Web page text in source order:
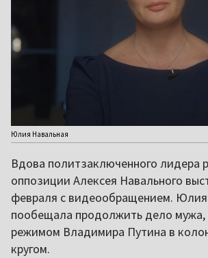
Юлия Навальная
Вдова политзаключенного лидера
оппозиции Алексея Навального
февраля с видеообращением. Юлия
пообещала продолжить дело мужа,
режимом Владимира Путина в
кругом.